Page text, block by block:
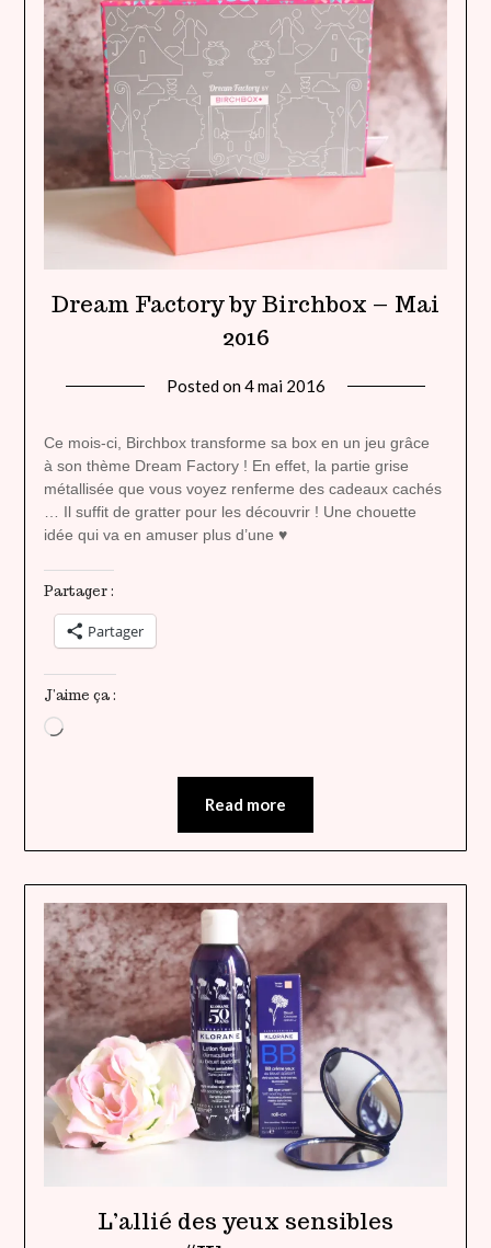
Dream Factory by Birchbox – Mai
2016
Posted on4 mai 2016
heavenly
Ce mois-ci, Birchbox transforme sa box en un jeu grâce
à son thème Dream Factory ! En effet, la partie grise
métallisée que vous voyez renferme des cadeaux cachés
… Il suffit de gratter pour les découvrir ! Une chouette
idée qui va en amuser plus d’une ♥
Partager :
Partager
J’aime ça :
Chargement…
Read more
L’allié des yeux sensibles